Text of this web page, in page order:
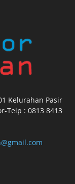
Kelurahan Pasir
Telp : 0813 8413